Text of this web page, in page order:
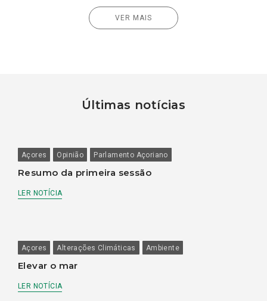
VER MAIS
Últimas notícias
Açores Opinião Parlamento Açoriano
Resumo da primeira sessão
LER NOTÍCIA
Açores Alterações Climáticas Ambiente
Elevar o mar
LER NOTÍCIA